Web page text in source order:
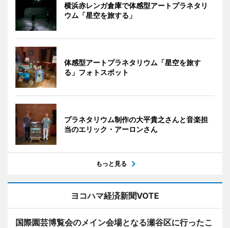
横浜赤レンガ倉庫で体感型アートプラネタリ
ウム「星空を旅する」
体感型アートプラネタリウム「星空を旅す
る」フォトスポット
プラネタリウム制作の大平貴之さんと音楽担
当のエリック・アーロンさん
もっと見る
ヨコハマ経済新聞VOTE
国際園芸博覧会のメイン会場となる瀬谷区に行ったこ